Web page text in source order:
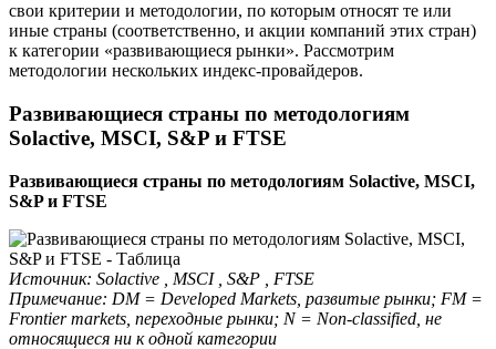
свои критерии и методологии, по которым относят те или
иные страны (соответственно, и акции компаний этих стран)
к категории «развивающиеся рынки». Рассмотрим
методологии нескольких индекс-провайдеров.
Развивающиеся страны по методологиям
Solactive, MSCI, S&P и FTSE
Развивающиеся страны по методологиям Solactive, MSCI,
S&P и FTSE
Источник: Solactive , MSCI , S&P , FTSE
Примечание: DM = Developed Markets, развитые рынки; FM =
Frontier markets, переходные рынки; N = Non-classified, не
относящиеся ни к одной категории